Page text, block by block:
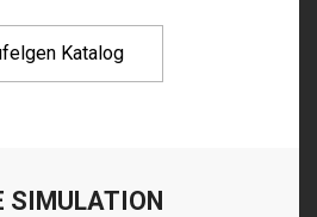
Katalog
SIMULATION